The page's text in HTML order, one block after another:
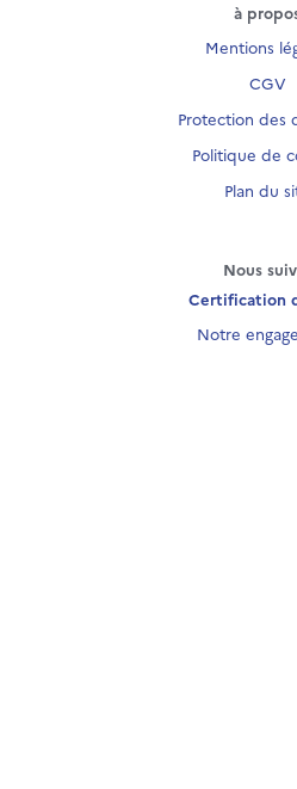
à
Mentions
CGV
Protection des
Politique de
Plan du
Nous
Certification
Notre